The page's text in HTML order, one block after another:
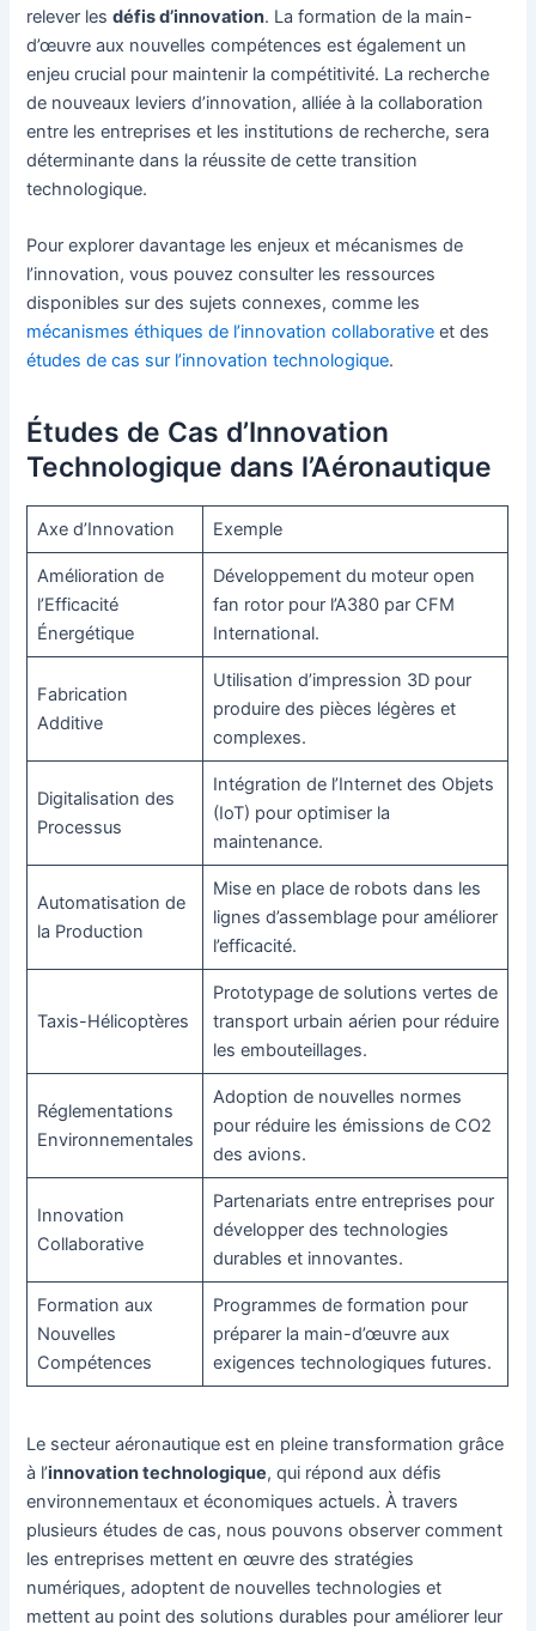
relever lesdéfis d’innovation. La formation de la main-
d’œuvre aux nouvelles compétences est également un
enjeu crucial pour maintenir la compétitivité. La recherche
de nouveaux leviers d’innovation, alliée à la collaboration
entre les entreprises et les institutions de recherche, sera
déterminante dans la réussite de cette transition
technologique.
Pour explorer davantage les enjeux et mécanismes de
l’innovation, vous pouvez consulter les ressources
disponibles sur des sujets connexes, comme les
mécanismes éthiques de l’innovation collaborative et des
études de cas sur l’innovation technologique.
Études de Cas d’Innovation
Technologique dans l’Aéronautique
Axe d’Innovation Exemple
Amélioration de
l’Efficacité
Énergétique
Développement du moteur open
fan rotor pour l’A380 par CFM
International.
Fabrication
Additive
Utilisation d’impression 3D pour
produire des pièces légères et
complexes.
Digitalisation des
Processus
Intégration de l’Internet des Objets
(IoT) pour optimiser la
maintenance.
Automatisation de
la Production
Mise en place de robots dans les
lignes d’assemblage pour améliorer
l’efficacité.
Taxis-Hélicoptères
Prototypage de solutions vertes de
transport urbain aérien pour réduire
les embouteillages.
Réglementations
Environnementales
Adoption de nouvelles normes
pour réduire les émissions de CO2
des avions.
Innovation
Collaborative
Partenariats entre entreprises pour
développer des technologies
durables et innovantes.
Formation aux
Nouvelles
Compétences
Programmes de formation pour
préparer la main-d’œuvre aux
exigences technologiques futures.
Le secteur aéronautique est en pleine transformation grâce
à l’innovation technologique, qui répond aux défis
environnementaux et économiques actuels. À travers
plusieurs études de cas, nous pouvons observer comment
les entreprises mettent en œuvre des stratégies
numériques, adoptent de nouvelles technologies et
mettent au point des solutions durables pour améliorer leur